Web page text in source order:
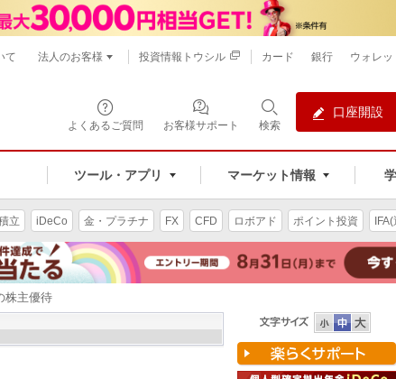
よくあるご質問 お客様サポート 検索
口座開設
ツール・アプリ マーケット情報
て 法人のお客様 投資情報トウシル カード 銀行 ウォレッ
立 iDeCo 金・プラチナ FX CFD ロボアド ポイント投資
株主優待